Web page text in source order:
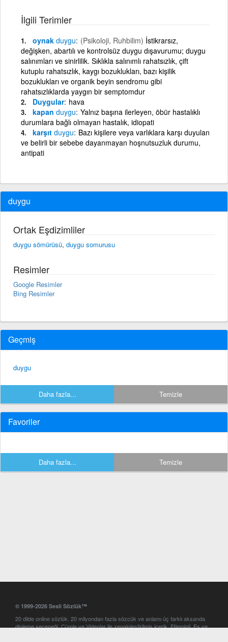
İlgili Terimler
oynak duygu (Psikoloji, Ruhbilim) İstikrarsız,
değişken, abartılı ve kontrolsüz duygu dışavurumu; duygu
salınımları ve sinirlilik. Sıklıkla salınımlı rahatsızlık, çift
kutuplu rahatsızlık, kaygı bozuklukları, bazı kişilik
bozuklukları ve organik beyin sendromu gibi
rahatsızlıklarda yaygın bir semptomdur
Duygular hava
kapan duygu Yalnız başına ilerleyen, öbür hastalıklı
durumlara bağlı olmayan hastalık, idiopati
karşıt duygu Bazı kişilere veya varlıklara karşı duyulan
ve belirli bir sebebe dayanmayan hoşnutsuzluk durumu,
antipati
duygu
Ortak Eşdizimliler
duygu sömürüsü, duygu somurusu
Resimler
Google Resimler
Bing Resimler
Geçmiş
duygu
Daha fazla... Temizle
Favoriler
Daha fazla... Temizle
© 1999-2026 Sesli Sözlük™
20 dilde online sözlük. 20 milyondan fazla sözcük ve anlamı üç farklı aksanda
dinleme seçeneği. Cümle ve Videolar ile zenginleştirilmiş içerik. Etimoloji, Eş ve